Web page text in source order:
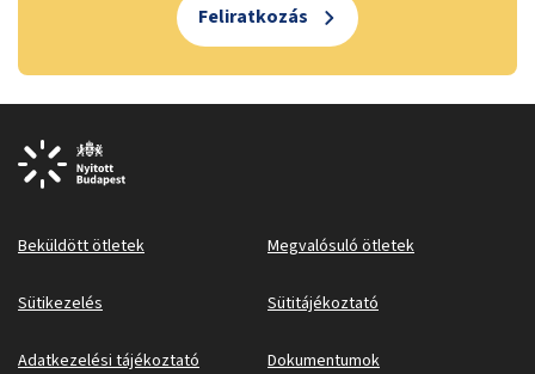
Feliratkozás
Beküldött ötletek Megvalósuló ötletek
Sütikezelés Sütitájékoztató
Adatkezelési tájékoztató Dokumentumok